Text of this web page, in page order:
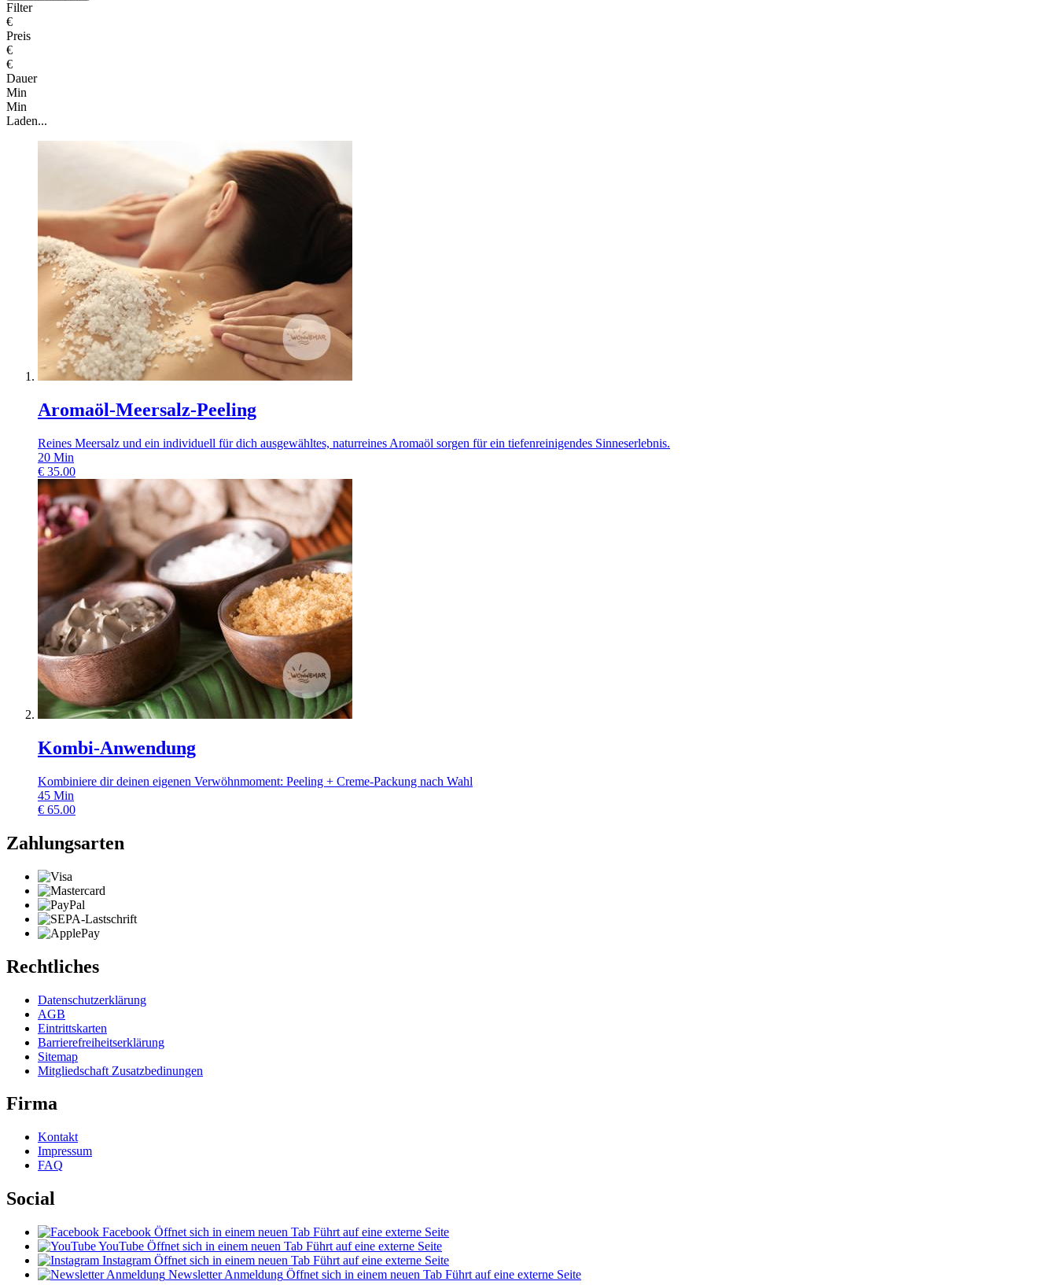
Filter
€
Preis
€
€
Dauer
Min
Min
Laden...
Aromaöl-Meersalz-Peeling
Reines Meersalz und ein individuell für dich ausgewähltes, naturreines Aromaöl sorgen für ein tiefenreinigendes Sinneserlebnis.
20 Min
€ 35.00
Kombi-Anwendung
Kombiniere dir deinen eigenen Verwöhnmoment: Peeling + Creme-Packung nach Wahl
45 Min
€ 65.00
Zahlungsarten
Rechtliches
Datenschutzerklärung
AGB
Eintrittskarten
Barrierefreiheitserklärung
Sitemap
Mitgliedschaft Zusatzbedinungen
Firma
Kontakt
Impressum
FAQ
Social
Facebook Öffnet sich in einem neuen Tab Führt auf eine externe Seite
YouTube Öffnet sich in einem neuen Tab Führt auf eine externe Seite
Instagram Öffnet sich in einem neuen Tab Führt auf eine externe Seite
Newsletter Anmeldung Öffnet sich in einem neuen Tab Führt auf eine externe Seite